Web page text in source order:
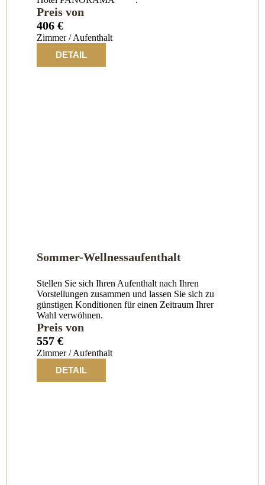
Preis von
406 €
Zimmer / Aufenthalt
DETAIL
Sommer-Wellnessaufenthalt
Stellen Sie sich Ihren Aufenthalt nach Ihren
Vorstellungen zusammen und lassen Sie sich zu
günstigen Konditionen für einen Zeitraum Ihrer
Wahl verwöhnen.
Preis von
557 €
Zimmer / Aufenthalt
DETAIL